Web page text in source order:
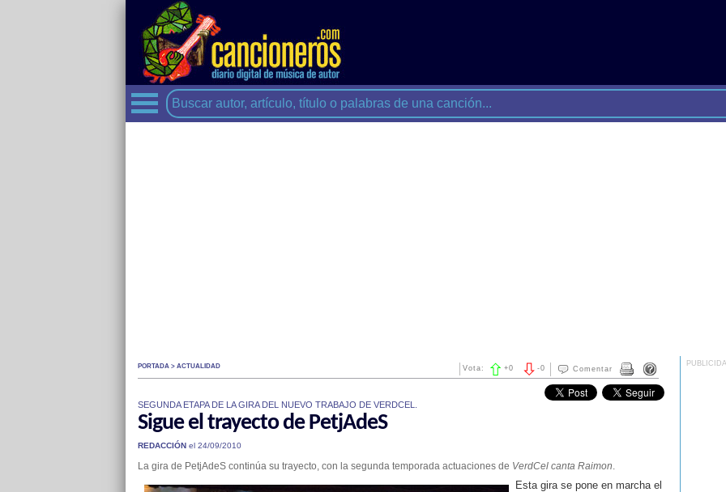
PORTADA > ACTUALIDAD Comentar
-0
Vota: +0
SEGUNDA ETAPA DE LA GIRA DEL NUEVO TRABAJO DE VERDCEL.
Sigue el trayecto de PetjAdeS
REDACCIÓNel 24/09/2010
La gira de PetjAdeS continúa su trayecto, con la segunda temporada actuaciones de VerdCel canta Raimon.
Esta gira se pone en marcha el